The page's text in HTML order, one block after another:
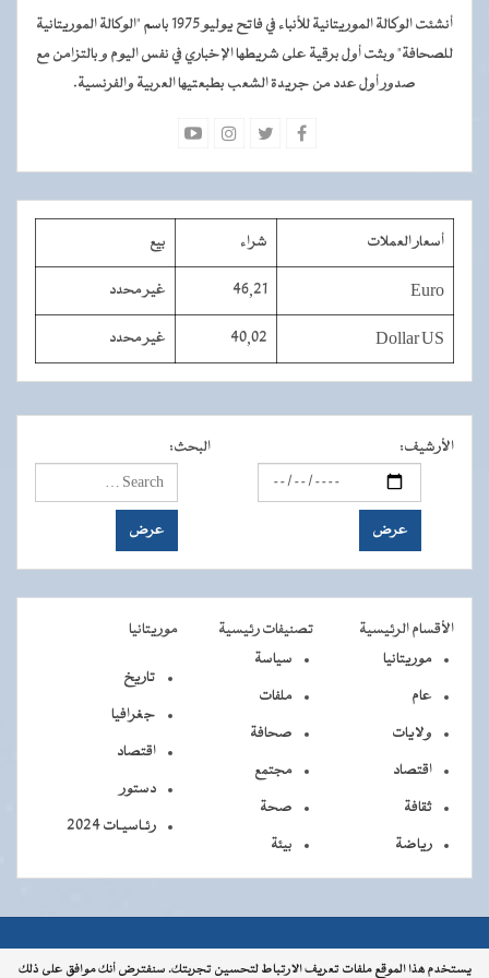
أنشئت الوكالة الموريتانية للأنباء في فاتح يوليو 1975 باسم "الوكالة الموريتانية
للصحافة" وبثت أول برقية على شريطها الإخباري في نفس اليوم و بالتزامن مع
صدور أول عدد من جريدة الشعب بطبعتيها العربية والفرنسية.
أسعار العملات شراء بيع
Euro
46,21 غير محدد
Dollar US
40,02 غير محدد
الأرشيف: البحث:
الأقسام الرئيسية تصنيفات رئيسية
موريتانيا
موريتانيا
عام
ولايات
اقتصاد
ثقافة
رياضة
سياسة
ملفات
صحافة
مجتمع
صحة
بيئة
تاريخ
جغرافيا
اقتصاد
دستور
رئـاسيـات 2024
جميــــع جميع الحقوق محفوظة © 2026 - الوكالة الموريتانية للأنباء
يستخدم هذا الموقع ملفات تعريف الارتباط لتحسين تجربتك. سنفترض أنك موافق على ذلك